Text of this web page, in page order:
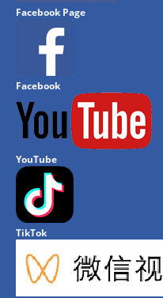
Facebook Page
Facebook
YouTube
TikTok